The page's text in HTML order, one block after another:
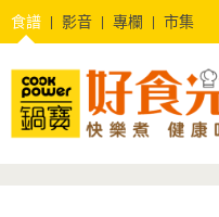
食譜 影音 專欄
市集